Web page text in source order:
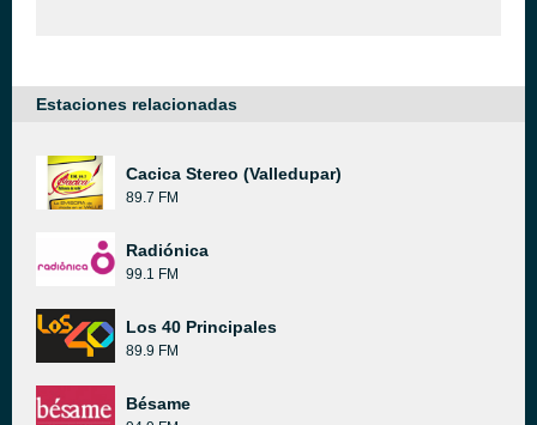
Estaciones relacionadas
Cacica Stereo (Valledupar)
89.7 FM
Radiónica
99.1 FM
Los 40 Principales
89.9 FM
Bésame